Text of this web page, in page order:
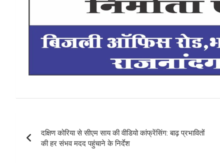
navigation
दक्षिण कोरिया से सीएम साय की वीडियो कांफ्रेंसिंग: बाढ़ प्रभावितों
की हर संभव मदद पहुंचाने के निर्देश